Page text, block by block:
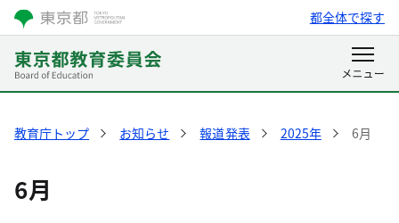
都全体で探す
教育庁トップ お知らせ 報道発表 2025年 6月
6月